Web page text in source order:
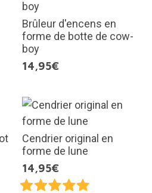
Brûleur d'encens en
forme de botte de cow-
boy
14,95€
Cendrier original en
forme de lune
14,95€